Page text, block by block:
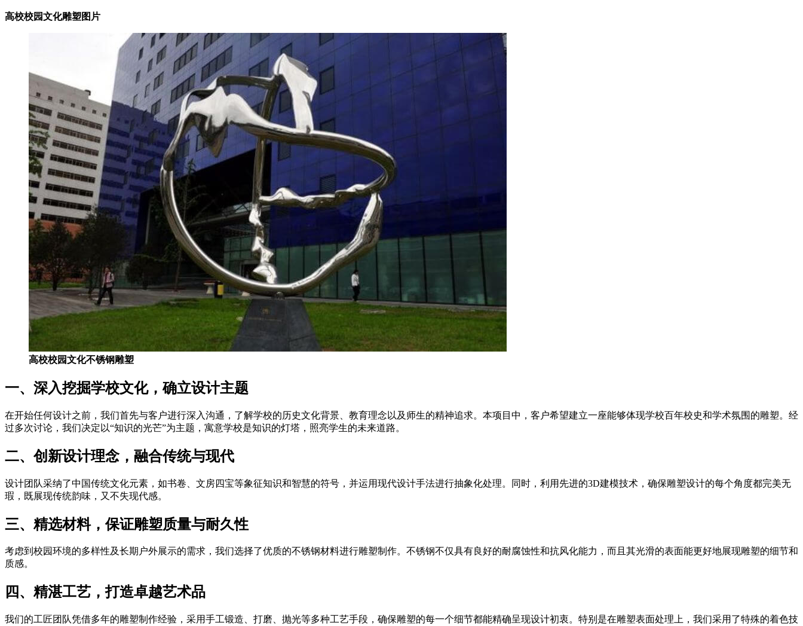
高校校园文化雕塑图片
高校校园文化不锈钢雕塑
一、深入挖掘学校文化，确立设计主题
在开始任何设计之前，我们首先与客户进行深入沟通，了解学校的历史文化背景、教育理念以及师生的精神追求。本项目中，客户希望建立一座能够体现学校百年校史和学术氛围的雕塑。经
过多次讨论，我们决定以“知识的光芒”为主题，寓意学校是知识的灯塔，照亮学生的未来道路。
二、创新设计理念，融合传统与现代
设计团队采纳了中国传统文化元素，如书卷、文房四宝等象征知识和智慧的符号，并运用现代设计手法进行抽象化处理。同时，利用先进的3D建模技术，确保雕塑设计的每个角度都完美无
瑕，既展现传统韵味，又不失现代感。
三、精选材料，保证雕塑质量与耐久性
考虑到校园环境的多样性及长期户外展示的需求，我们选择了优质的不锈钢材料进行雕塑制作。不锈钢不仅具有良好的耐腐蚀性和抗风化能力，而且其光滑的表面能更好地展现雕塑的细节和
质感。
四、精湛工艺，打造卓越艺术品
我们的工匠团队凭借多年的雕塑制作经验，采用手工锻造、打磨、抛光等多种工艺手段，确保雕塑的每一个细节都能精确呈现设计初衷。特别是在雕塑表面处理上，我们采用了特殊的着色技